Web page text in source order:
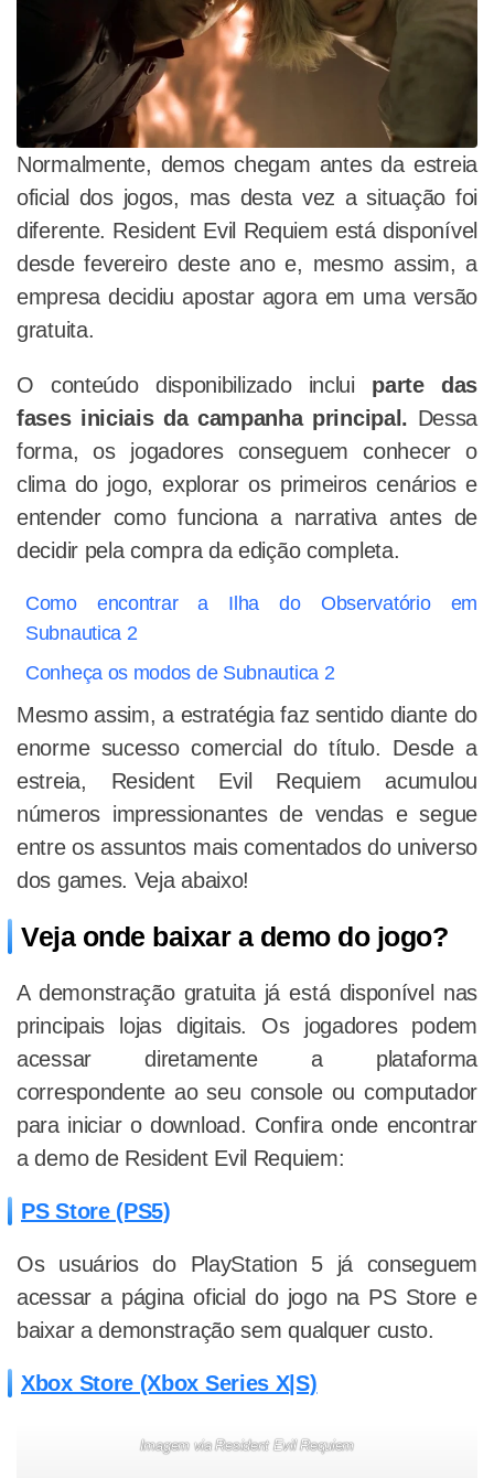
Normalmente, demos chegam antes da estreia
oficial dos jogos, mas desta vez a situação foi
diferente. Resident Evil Requiem está disponível
desde fevereiro deste ano e, mesmo assim, a
empresa decidiu apostar agora em uma versão
gratuita.
O conteúdo disponibilizado inclui parte das
fases iniciais da campanha principal. Dessa
forma, os jogadores conseguem conhecer o
clima do jogo, explorar os primeiros cenários e
entender como funciona a narrativa antes de
decidir pela compra da edição completa.
Como encontrar a Ilha do Observatório em
Subnautica 2
Conheça os modos de Subnautica 2
Mesmo assim, a estratégia faz sentido diante do
enorme sucesso comercial do título. Desde a
estreia, Resident Evil Requiem acumulou
números impressionantes de vendas e segue
entre os assuntos mais comentados do universo
dos games. Veja abaixo!
Veja onde baixar a demo do jogo?
A demonstração gratuita já está disponível nas
principais lojas digitais. Os jogadores podem
acessar diretamente a plataforma
correspondente ao seu console ou computador
para iniciar o download. Confira onde encontrar
a demo de Resident Evil Requiem:
PS Store (PS5)
Os usuários do PlayStation 5 já conseguem
acessar a página oficial do jogo na PS Store e
baixar a demonstração sem qualquer custo.
Xbox Store (Xbox Series X|S)
Imagem via Resident Evil Requiem